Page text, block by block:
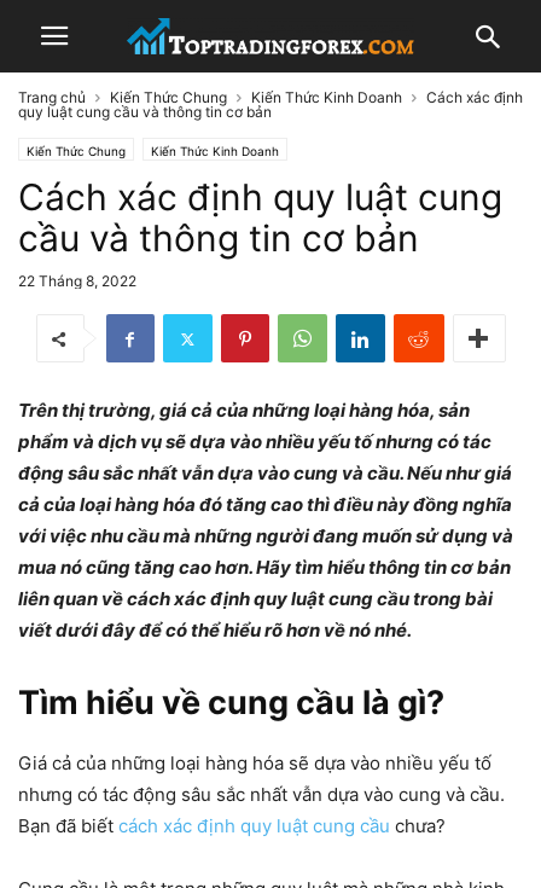
Trang chủ Kiến Thức Chung Kiến Thức Kinh Doanh
Cách xác định
quy luật cung cầu và thông tin cơ bản
Kiến Thức Chung Kiến Thức Kinh Doanh
Cách xác định quy luật cung
cầu và thông tin cơ bản
22 Tháng 8, 2022
Trên thị trường, giá cả của những loại hàng hóa, sản
phẩm và dịch vụ sẽ dựa vào nhiều yếu tố nhưng có tác
động sâu sắc nhất vẫn dựa vào cung và cầu. Nếu như giá
cả của loại hàng hóa đó tăng cao thì điều này đồng nghĩa
với việc nhu cầu mà những người đang muốn sử dụng và
mua nó cũng tăng cao hơn. Hãy tìm hiểu thông tin cơ bản
liên quan về cách xác định quy luật cung cầu trong bài
viết dưới đây để có thể hiểu rõ hơn về nó nhé.
Tìm hiểu về cung cầu là gì?
Giá cả của những loại hàng hóa sẽ dựa vào nhiều yếu tố
nhưng có tác động sâu sắc nhất vẫn dựa vào cung và cầu.
Bạn đã biết cách xác định quy luật cung cầu chưa?